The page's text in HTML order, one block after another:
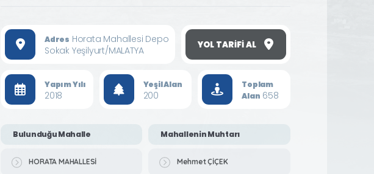
Adres Horata Mahallesi Depo
Sokak Yeşilyurt/MALATYA
YOL TARIFI AL
Yapım Yılı
2018
Yeşil Alan
200
Toplam
Alan 658
Bulunduğu Mahalle
HORATA MAHALLESİ
Mahallenin Muhtarı
Mehmet ÇİÇEK